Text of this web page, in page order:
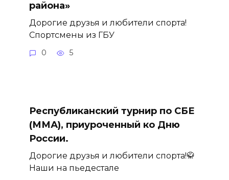
района»
Дорогие друзья и любители спорта!
Спортсмены из ГБУ
0 5
Республиканский турнир по СБЕ
(ММА), приуроченный ко Дню
России.
Дорогие друзья и любители спорта!🥋
Наши на пьедестале